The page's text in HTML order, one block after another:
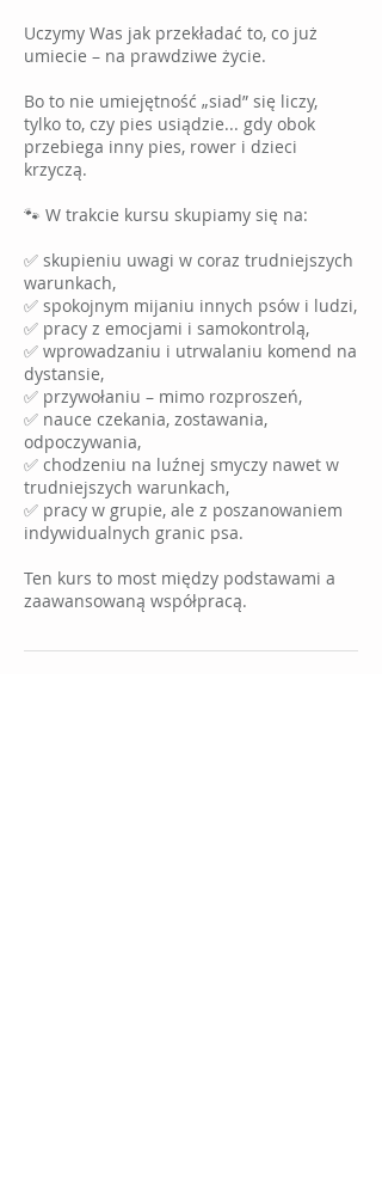
Uczymy Was jak przekładać to, co już
umiecie – na prawdziwe życie.
Bo to nie umiejętność „siad” się liczy,
tylko to, czy pies usiądzie... gdy obok
przebiega inny pies, rower i dzieci
krzyczą.
🐾 W trakcie kursu skupiamy się na:
✅ skupieniu uwagi w coraz trudniejszych
warunkach,
✅ spokojnym mijaniu innych psów i ludzi,
✅ pracy z emocjami i samokontrolą,
✅ wprowadzaniu i utrwalaniu komend na
dystansie,
✅ przywołaniu – mimo rozproszeń,
✅ nauce czekania, zostawania,
odpoczywania,
✅ chodzeniu na luźnej smyczy nawet w
trudniejszych warunkach,
✅ pracy w grupie, ale z poszanowaniem
indywidualnych granic psa.
Ten kurs to most między podstawami a